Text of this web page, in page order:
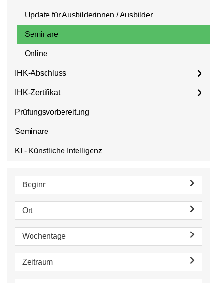
Update für Ausbilderinnen / Ausbilder
Seminare
Online
IHK-Abschluss
IHK-Zertifikat
Prüfungsvorbereitung
Seminare
KI - Künstliche Intelligenz
Beginn
Ort
Wochentage
Zeitraum